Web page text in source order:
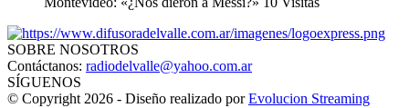
SOBRE NOSOTROS
Contáctanos: radiodelvalle@yahoo.com.ar
SÍGUENOS
© Copyright 2026 - Diseño realizado porEvolucion Streaming